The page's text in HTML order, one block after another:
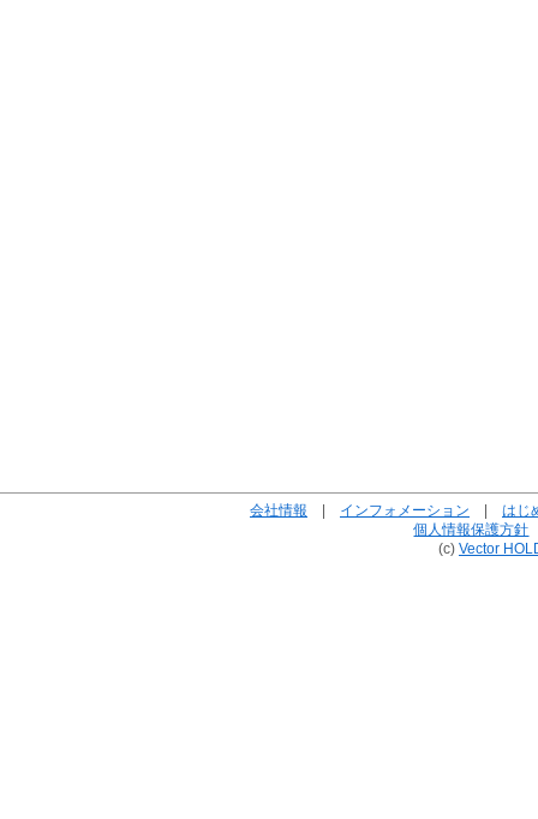
会社情報 | インフォメーション | はじ
個人情報保護方針
(c) Vector